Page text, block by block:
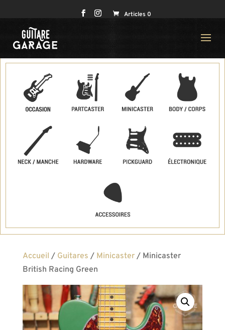
Articles 0
Accueil / Guitares / Minicaster/ Minicaster
British Racing Green